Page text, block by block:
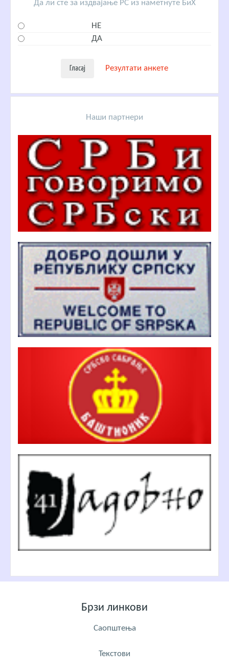
Да ли сте за издвајање РС из наметнуте БиХ
НЕ
ДА
Резултати анкете
Наши партнери
Брзи линкови
Саопштења
Текстови